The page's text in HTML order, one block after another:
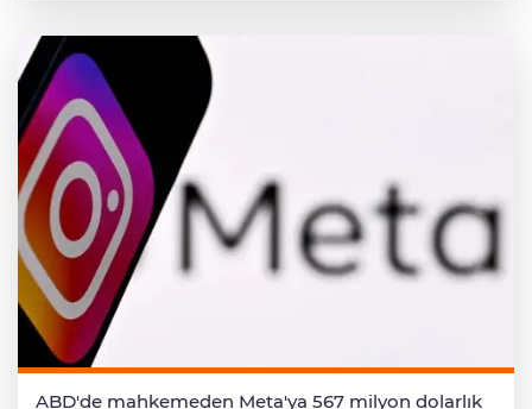
ABD'de mahkemeden Meta'ya 567 milyon dolarlık